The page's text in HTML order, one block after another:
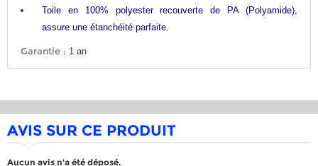
Toile en 100% polyester recouverte de PA (Polyamide),
assure une étanchéité parfaite.
Garantie : 1 an
AVIS SUR CE PRODUIT
Aucun avis n'a été déposé.